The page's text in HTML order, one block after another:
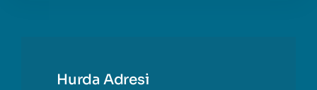
Hurda Adresi